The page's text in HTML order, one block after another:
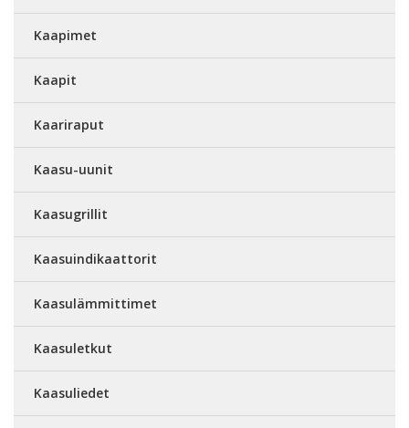
Kaapimet
Kaapit
Kaariraput
Kaasu-uunit
Kaasugrillit
Kaasuindikaattorit
Kaasulämmittimet
Kaasuletkut
Kaasuliedet